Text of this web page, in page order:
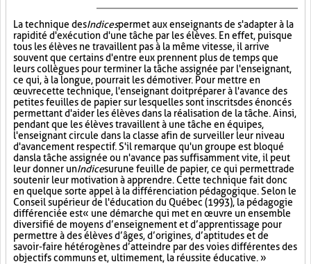
La technique desIndicespermet aux enseignants de s'adapter à la
rapidité d'exécution d'une tâche par les élèves. En effet, puisque
tous les élèves ne travaillent pas à la même vitesse, il arrive
souvent que certains d'entre eux prennent plus de temps que
leurs collègues pour terminer la tâche assignée par l'enseignant,
ce qui, à la longue, pourrait les démotiver. Pour mettre en
œuvre cette technique, l'enseignant doit préparer à l'avance des
petites feuilles de papier sur lesquelles sont inscrits des énoncés
permettant d'aider les élèves dans la réalisation de la tâche. Ainsi,
pendant que les élèves travaillent à une tâche en équipes,
l'enseignant circule dans la classe afin de surveiller leur niveau
d'avancement respectif. S'il remarque qu'un groupe est bloqué
dans la tâche assignée ou n'avance pas suffisamment vite, il peut
leur donner unIndicesurune feuille de papier, ce qui permettra de
soutenir leur motivation à apprendre. Cette technique fait donc
en quelque sorte appel à la différenciation pédagogique. Selon le
Conseil supérieur de l'éducation du Québec (1993), la pédagogie
différenciée est « une démarche qui met en œuvre un ensemble
diversifié de moyens d’enseignement et d’apprentissage pour
permettre à des élèves d’âges, d’origines, d’aptitudes et de
savoir-faire hétérogènes d’atteindre par des voies différentes des
objectifs communs et, ultimement, la réussite éducative. »